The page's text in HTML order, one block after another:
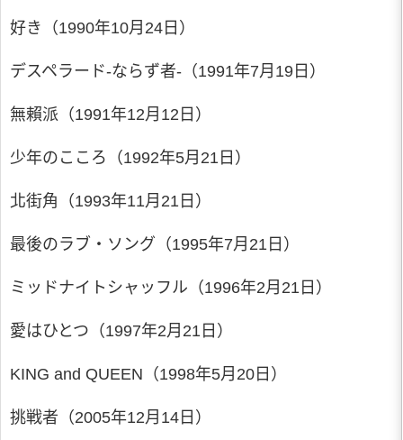
好き（1990年10月24日）
デスペラード-ならず者-（1991年7月19日）
無賴派（1991年12月12日）
少年のこころ（1992年5月21日）
北街角（1993年11月21日）
最後のラブ・ソング（1995年7月21日）
ミッドナイトシャッフル（1996年2月21日）
愛はひとつ（1997年2月21日）
KING and QUEEN（1998年5月20日）
挑戦者（2005年12月14日）